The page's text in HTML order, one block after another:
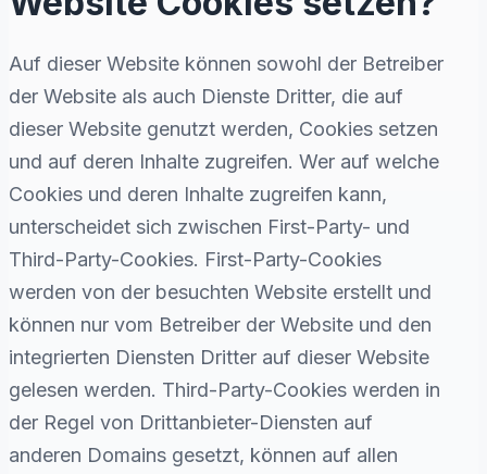
Auf dieser Website können sowohl der Betreiber
der Website als auch Dienste Dritter, die auf
dieser Website genutzt werden, Cookies setzen
und auf deren Inhalte zugreifen. Wer auf welche
Cookies und deren Inhalte zugreifen kann,
unterscheidet sich zwischen First-Party- und
Third-Party-Cookies. First-Party-Cookies
werden von der besuchten Website erstellt und
können nur vom Betreiber der Website und den
integrierten Diensten Dritter auf dieser Website
gelesen werden. Third-Party-Cookies werden in
der Regel von Drittanbieter-Diensten auf
anderen Domains gesetzt, können auf allen